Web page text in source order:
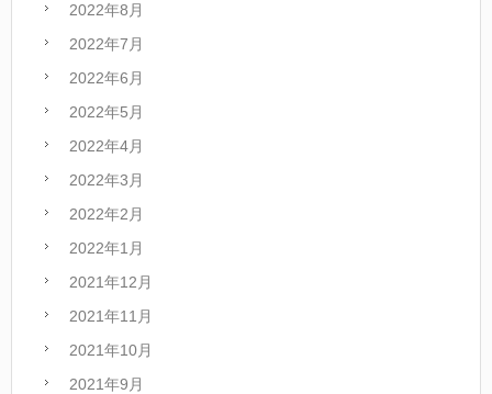
2022年8月
2022年7月
2022年6月
2022年5月
2022年4月
2022年3月
2022年2月
2022年1月
2021年12月
2021年11月
2021年10月
2021年9月